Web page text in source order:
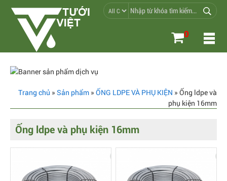
0
Trang chủ » Sản phẩm » ỐNG LDPE VÀ PHỤ KIỆN » Ống ldpe và
phụ kiện 16mm
Ống ldpe và phụ kiện 16mm